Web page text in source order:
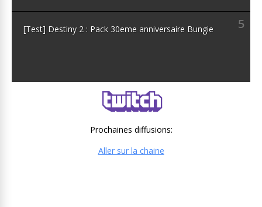
5
[Test] Destiny 2 : Pack 30eme anniversaire Bungie
Prochaines diffusions:
Aller sur la chaine